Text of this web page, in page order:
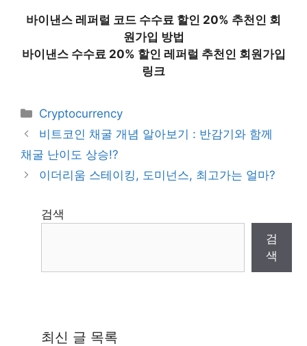
바이낸스 레퍼럴 코드 수수료 할인 20% 추천인 회
원가입 방법
바이낸스 수수료 20% 할인 레퍼럴 추천인 회원가입
링크
Categories
Cryptocurrency
비트코인 채굴 개념 알아보기 : 반감기와 함께
채굴 난이도 상승!?
이더리움 스테이킹, 도미넌스, 최고가는 얼마?
검색
검
색
최신 글 목록